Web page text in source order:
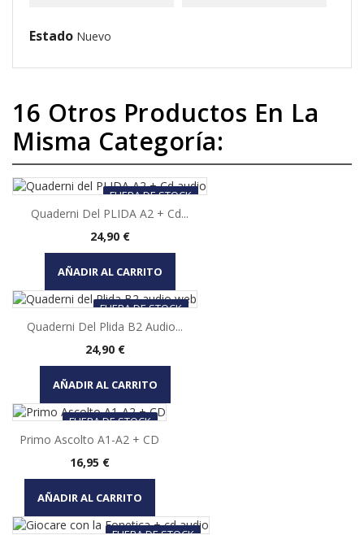
Estado Nuevo
16 Otros Productos En La
Misma Categoría:
FUERA DE STOCK
Quaderni Del PLIDA A2 + Cd...
Precio
24,90 €
AÑADIR AL CARRITO
FUERA DE STOCK
Quaderni Del Plida B2 Audio...
Precio
24,90 €
AÑADIR AL CARRITO
FUERA DE STOCK
Primo Ascolto A1-A2 + CD
Precio
16,95 €
AÑADIR AL CARRITO